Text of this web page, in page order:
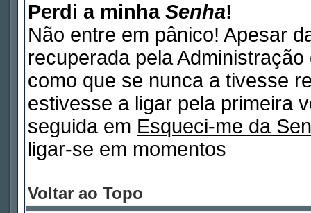
Perdi a minha Senha!
Não entre em pânico! Apesar
recuperada pela
como que se nunca a tivesse
estivesse a ligar pela primeira
seguida em Esqueci-me da
ligar-se em momentos
Voltar ao Topo